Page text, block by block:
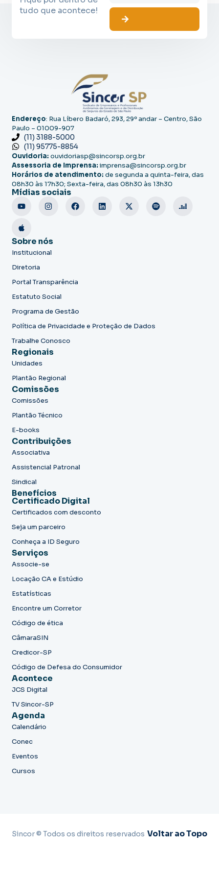
tudo que acontece!
Endereço: Rua Líbero Badaró, 293, 29º andar – Centro, São
Paulo – 01009-907
(11) 3188-5000
(11) 95775-8854
Ouvidoria: ouvidoriasp@sincorsp.org.br
Assessoria de Imprensa: imprensa@sincorsp.org.br
Horários de atendimento: de segunda a quinta-feira, das
08h30 às 17h30; Sexta-feira, das 08h30 às 13h30
Mídias sociais
Sobre nós
Institucional
Diretoria
Portal Transparência
Estatuto Social
Programa de Gestão
Política de Privacidade e Proteção de Dados
Trabalhe Conosco
Regionais
Unidades
Plantão Regional
Comissões
Comissões
Plantão Técnico
E-books
Contribuições
Associativa
Assistencial Patronal
Sindical
Benefícios
Certificado Digital
Certificados com desconto
Seja um parceiro
Conheça a ID Seguro
Serviços
Associe-se
Locação CA e Estúdio
Estatísticas
Encontre um Corretor
Código de ética
CâmaraSIN
Credicor-SP
Código de Defesa do Consumidor
Acontece
JCS Digital
TV Sincor-SP
Agenda
Calendário
Conec
Eventos
Cursos
Sincor © Todos os direitos reservados Voltar ao Topo